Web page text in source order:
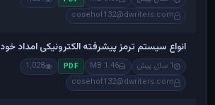
cosehof132@dwriters.com
انواع سیستم ترمز پیشرفته الکترونیکی امداد
1 سال پیش 1.46 MB
PDF
1,028
cosehof132@dwriters.com